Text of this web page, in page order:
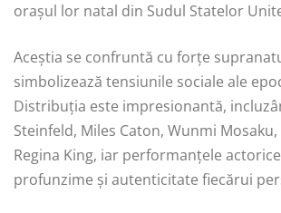
orașul lor natal din Sudul Statelor
Aceștia se confruntă cu forțe
simbolizează tensiunile sociale ale
Distribuția este impresionantă,
Steinfeld, Miles Caton, Wunmi Mosaku,
Regina King, iar performanțele
profunzime și autenticitate fiecărui